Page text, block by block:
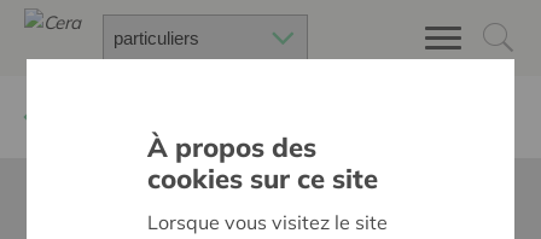
À propos des
cookies sur ce site
Lorsque vous visitez le site